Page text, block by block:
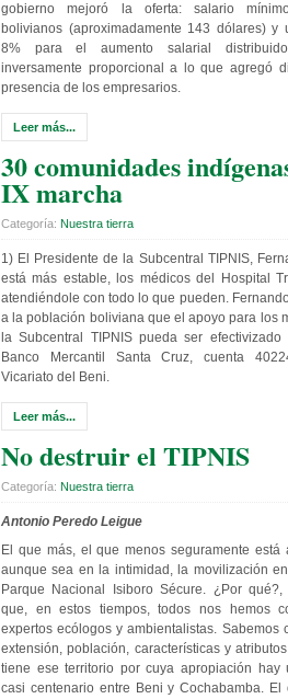
gobierno mejoró la oferta: salario
bolivianos (aproximadamente 143 dólares) y
8% para el aumento salarial
inversamente proporcional a lo que agregó
presencia de los empresarios.
Leer más...
30 comunidades
IX marcha
Categoría: Nuestra tierra
1) El Presidente de la Subcentral TIPNIS,
está más estable, los médicos del Hospital
atendiéndole con todo lo que pueden.
a la población boliviana que el apoyo para los
la Subcentral TIPNIS pueda ser
Banco Mercantil Santa Cruz, cuenta
Vicariato del Beni.
Leer más...
No destruir el TIPNIS
Categoría: Nuestra tierra
Antonio Peredo Leigue
El que más, el que menos seguramente está
aunque sea en la intimidad, la movilización
Parque Nacional Isiboro Sécure. ¿Por
que, en estos tiempos, todos nos hemos
expertos ecólogos y ambientalistas. Sabemos
extensión, población, características y
tiene ese territorio por cuya apropiación hay
casi centenario entre Beni y Cochabamba. El